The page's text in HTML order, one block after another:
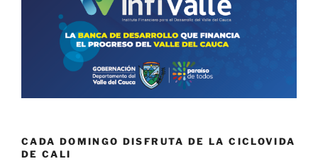
CADA DOMINGO DISFRUTA DE LA CICLOVIDA
DE CALI